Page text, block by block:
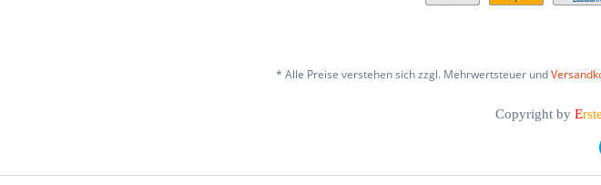
* Alle Preise verstehen sich zzgl. Mehrwertsteuer und
Copyright by Erste